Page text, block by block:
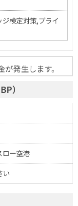
検定対策,プライ
発生します。
）
ロー空港
い